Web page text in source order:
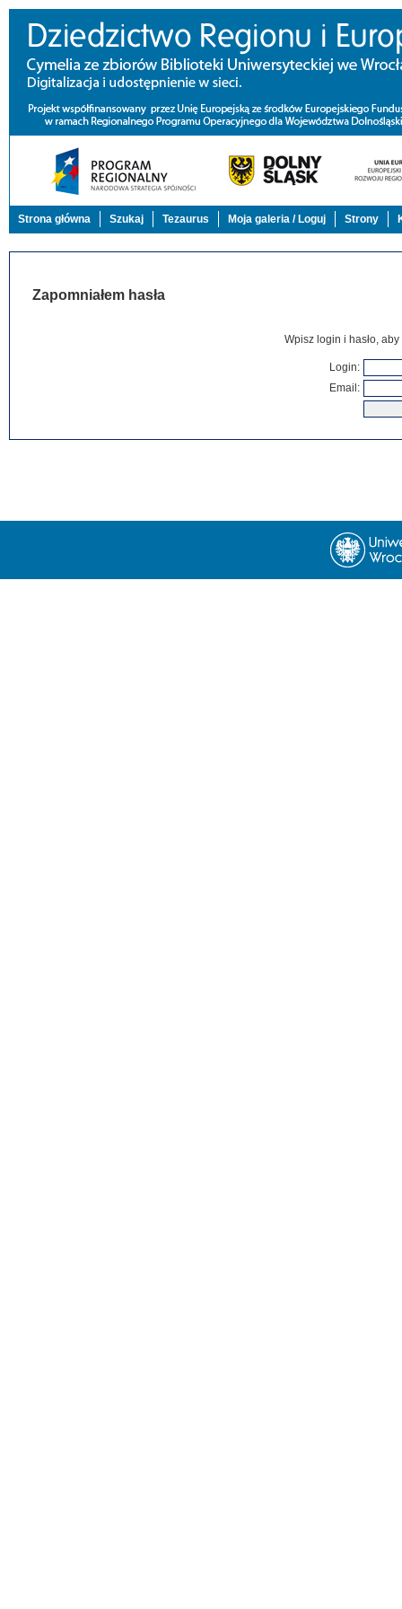
Strona główna Szukaj Tezaurus Moja galeria / Loguj Strony
Zapomniałem hasła
Wpisz login i hasło,
Login:
Email :